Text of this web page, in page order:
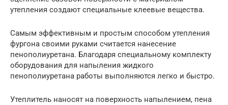
утепления создают специальные клеевые вещества.
Самым эффективным и простым способом утепления
фургона своими руками считается нанесение
пенополиуретана. Благодаря специальному комплекту
оборудования для напыления жидкого
пенополиуретана работы выполняются легко и быстро.
Утеплитель наносят на поверхность напылением, пена